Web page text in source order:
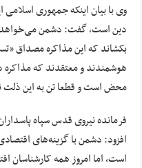
وی با بیان اینکه جمهوری اسلامی
دین است، گفت: دشمن می‌خواهد
بکشاند که این مذاکره مصداق
هوشمندند و معتقدند که
محض است و قطعا تن به این
فرمانده نیروی قدس سپاه
افزود: دشمن با گزینه‌های
است، اما امروز همه کارشناسان